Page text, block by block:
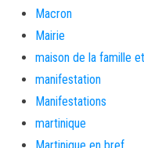
Macron
Mairie
maison de la famille
manifestation
Manifestations
martinique